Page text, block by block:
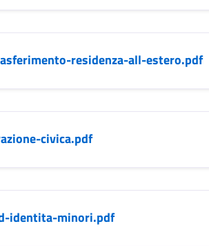
residenza-all-estero.pdf
civica.pdf
identita-minori.pdf